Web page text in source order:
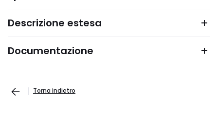
Descrizione estesa
Documentazione
Torna indietro